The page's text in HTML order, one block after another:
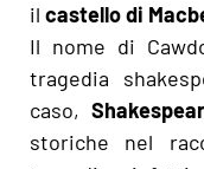
il castello di
Il nome di
tragedia
caso,
storiche nel